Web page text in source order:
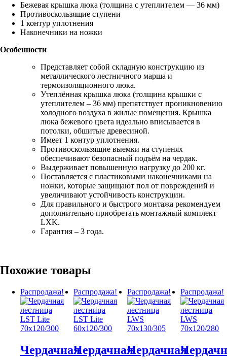
Бежевая крышка люка (толщина с утеплителем — 36 мм)
Противоскользящие ступени
1 контур уплотнения
Наконечники на ножки
Особенности
Представляет собой складную конструкцию из
металлического лестничного марша и
термоизоляционного люка.
Утеплённая крышка люка (толщина крышки с
утеплителем – 36 мм) препятствует проникновению
холодного воздуха в жилые помещения. Крышка
люка бежевого цвета идеально вписывается в
потолки, обшитые древесиной.
Имеет 1 контур уплотнения.
Противоскользящие выемки на ступенях
обеспечивают безопасный подъём на чердак.
Выдерживает повышенную нагрузку до 200 кг.
Поставляется с пластиковыми наконечниками на
ножки, которые защищают пол от повреждений и
увеличивают устойчивость конструкции.
Для правильного и быстрого монтажа рекомендуем
дополнительно приобретать монтажный комплект
LXK.
Гарантия – 3 года.
Похожие товары
Распродажа!
Чердачная
Распродажа!
Чердачная
Распродажа!
Чердачная
Распродажа!